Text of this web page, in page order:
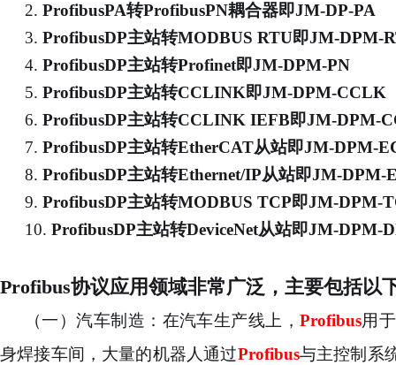
2. ProfibusPA转ProfibusPN耦合器即JM-DP-PA
3. ProfibusDP主站转MODBUS RTU即JM-DPM-
4. ProfibusDP主站转Profinet即JM-DPM-PN
5. ProfibusDP主站转CCLINK即JM-DPM-CCLK
6. ProfibusDP主站转CCLINK IEFB即JM-DPM-
7. ProfibusDP主站转EtherCAT从站即JM-DPM-
8. ProfibusDP主站转Ethernet/IP从站即JM-DPM-
9. ProfibusDP主站转MODBUS TCP即JM-DPM-
10. ProfibusDP主站转DeviceNet从站即JM-DPM-
Profibus协议应用领域非常广泛，主要包括以
（一）汽车制造：在汽车生产线上，Profibus用
身焊接车间，大量的机器人通过Profibus与主控制系